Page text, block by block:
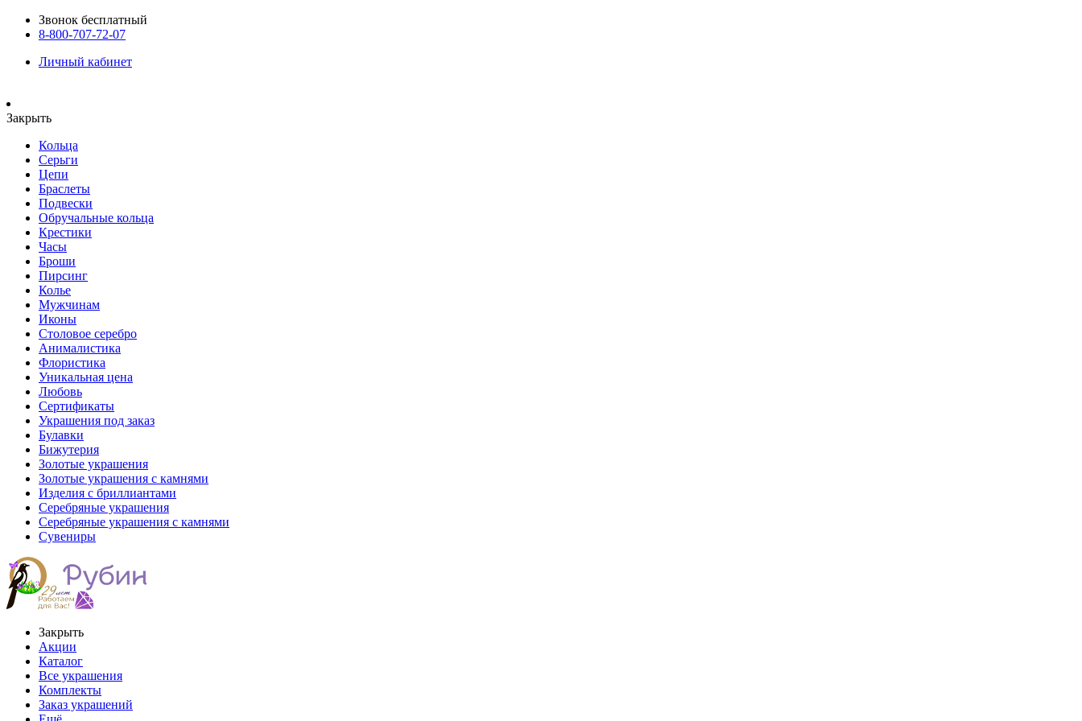
Звонок бесплатный
8-800-707-72-07
Личный кабинет
Закрыть
Кольца
Серьги
Цепи
Браслеты
Подвески
Обручальные кольца
Крестики
Часы
Броши
Пирсинг
Колье
Мужчинам
Иконы
Столовое серебро
Анималистика
Флористика
Уникальная цена
Любовь
Сертификаты
Украшения под заказ
Булавки
Бижутерия
Золотые украшения
Золотые украшения с камнями
Изделия с бриллиантами
Серебряные украшения
Серебряные украшения с камнями
Сувениры
Закрыть
Акции
Каталог
Все украшения
Комплекты
Заказ украшений